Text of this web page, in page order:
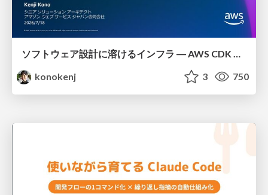
ソフトウェア設計に溶けるインフラ ― AWS CDK のインフラ認識論
konokenj
3 750